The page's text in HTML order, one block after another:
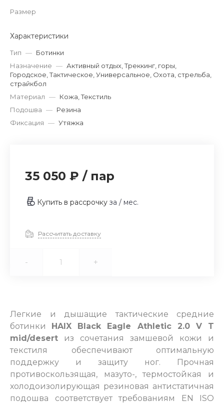
Размер
Характеристики
Тип — Ботинки
Назначение — Активный отдых, Треккинг, горы,
Городское, Тактическое, Универсальное, Охота, стрельба,
страйкбол
Материал — Кожа, Текстиль
Подошва — Резина
Фиксация — Утяжка
35 050 ₽ / пар
Купить в рассрочку за / мес.
Рассчитать доставку
- +
Легкие и дышащие тактические средние
ботинки HAIX Black Eagle Athletic 2.0 V T
mid/desert из сочетания замшевой кожи и
текстиля обеспечивают оптимальную
поддержку и защиту ног. Прочная
противоскользящая, мазуто-, термостойкая и
холодоизолирующая резиновая антистатичная
подошва соответствует требованиям EN ISO